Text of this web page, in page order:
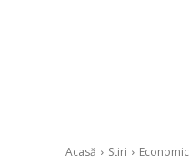
Acasă Stiri Economic